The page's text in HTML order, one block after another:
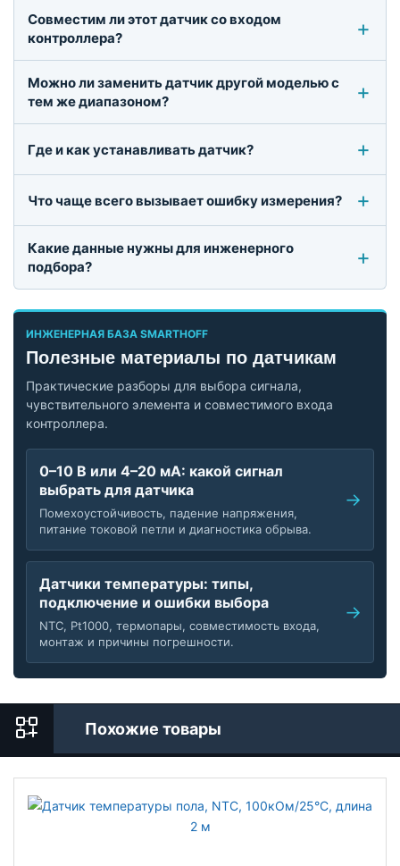
Совместим ли этот датчик со входом
контроллера?
Можно ли заменить датчик другой моделью с
тем же диапазоном?
Где и как устанавливать датчик?
Что чаще всего вызывает ошибку измерения?
Какие данные нужны для инженерного
подбора?
ИНЖЕНЕРНАЯ БАЗА SMARTHOFF
Полезные материалы по датчикам
Практические разборы для выбора сигнала,
чувствительного элемента и совместимого входа
контроллера.
0–10 В или 4–20 мА: какой сигнал
выбрать для датчика
Помехоустойчивость, падение напряжения,
питание токовой петли и диагностика обрыва.
Датчики температуры: типы,
подключение и ошибки выбора
NTC, Pt1000, термопары, совместимость входа,
монтаж и причины погрешности.
Похожие товары